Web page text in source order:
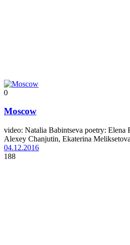
0
Moscow
video: Natalia Babintseva poetry: Elena
Alexey Chanjutin, Ekaterina Meliksetova
04.12.2016
188